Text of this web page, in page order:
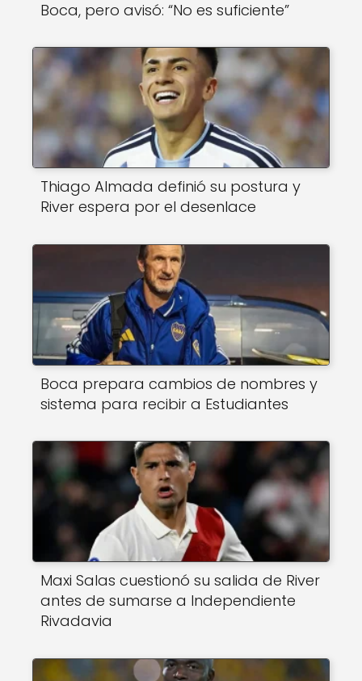
Boca, pero avisó: “No es suficiente”
Thiago Almada definió su postura y
River espera por el desenlace
Boca prepara cambios de nombres y
sistema para recibir a Estudiantes
Maxi Salas cuestionó su salida de River
antes de sumarse a Independiente
Rivadavia